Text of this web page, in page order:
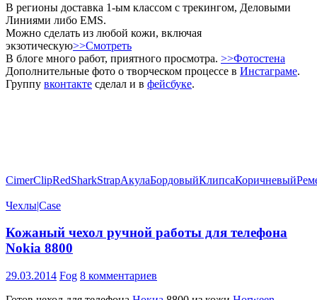
В регионы доставка 1-ым классом с трекингом, Деловыми
Линиями либо EMS.
Можно сделать из любой кожи, включая
экзотическую>>Смотреть
В блоге много работ, приятного просмотра. >>Фотостена
Дополнительные фото о творческом процессе в Инстаграме.
Группу вконтакте сделал и в фейсбуке.
CimerClipRedSharkStrapАкулаБордовыйКлипсаКоричневый
Чехлы|Case
Кожаный чехол ручной работы для телефона
Nokia 8800
29.03.2014 Fog 8 комментариев